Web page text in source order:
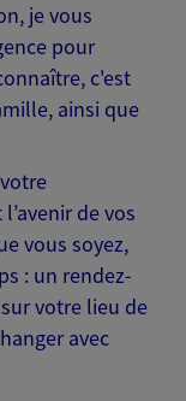
je vous
pour
c'est
ainsi que
de vos
vous soyez,
: un rendez-
votre lieu de
avec